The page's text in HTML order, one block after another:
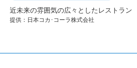
近未来の雰囲気の広々としたレストラン
提供：日本コカ･コーラ株式会社